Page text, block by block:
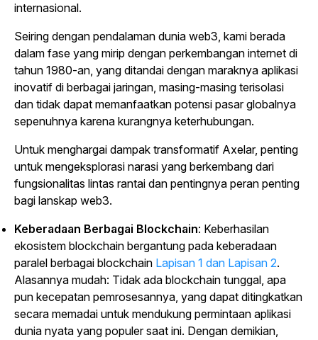
internasional.
Seiring dengan pendalaman dunia web3, kami berada
dalam fase yang mirip dengan perkembangan internet di
tahun 1980-an, yang ditandai dengan maraknya aplikasi
inovatif di berbagai jaringan, masing-masing terisolasi
dan tidak dapat memanfaatkan potensi pasar globalnya
sepenuhnya karena kurangnya keterhubungan.
Untuk menghargai dampak transformatif Axelar, penting
untuk mengeksplorasi narasi yang berkembang dari
fungsionalitas lintas rantai dan pentingnya peran penting
bagi lanskap web3.
Keberadaan Berbagai Blockchain: Keberhasilan
ekosistem blockchain bergantung pada keberadaan
paralel berbagai blockchain Lapisan 1 dan Lapisan 2.
Alasannya mudah: Tidak ada blockchain tunggal, apa
pun kecepatan pemrosesannya, yang dapat ditingkatkan
secara memadai untuk mendukung permintaan aplikasi
dunia nyata yang populer saat ini. Dengan demikian,